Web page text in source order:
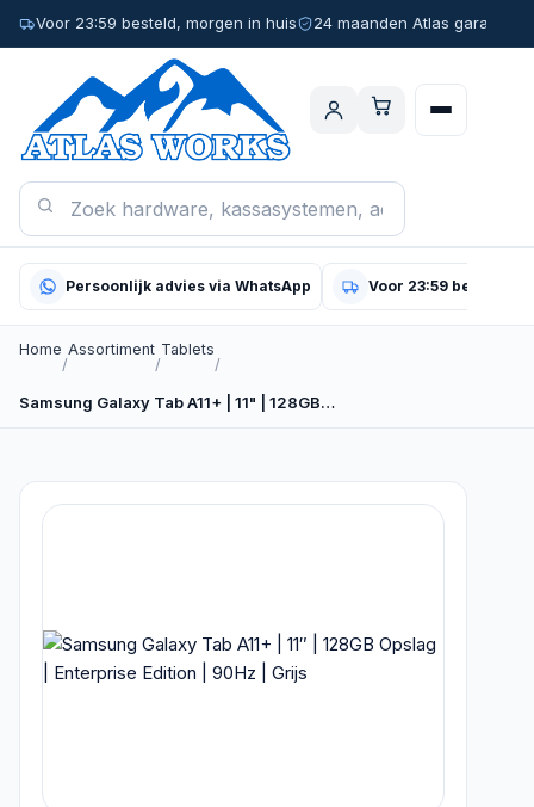
Voor 23:59 besteld, morgen in huis 24 maanden Atlas garantie
Persoonlijk advies via WhatsApp Voor 23:59 besteld,
Home
/
Assortiment
/
Tablets
/
Samsung Galaxy Tab A11+ | 11" | 128GB…